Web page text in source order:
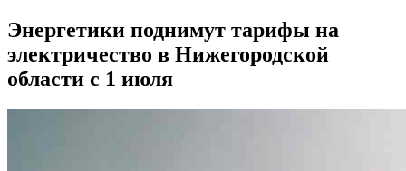
Энергетики поднимут тарифы на
электричество в Нижегородской
области с 1 июля